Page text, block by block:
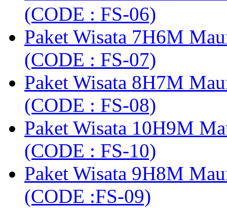
(CODE : FS-06)
Paket Wisata 7H6M
(CODE : FS-07)
Paket Wisata 8H7M
(CODE : FS-08)
Paket Wisata 10H9M
(CODE : FS-10)
Paket Wisata 9H8M
(CODE :FS-09)